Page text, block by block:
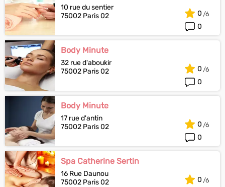
10 rue du sentier
75002 Paris 02
0
0
Body Minute
32 rue d'aboukir
75002 Paris 02
0
0
Body Minute
17 rue d'antin
75002 Paris 02
0
0
Spa Catherine Sertin
16 Rue Daunou
75002 Paris 02
0